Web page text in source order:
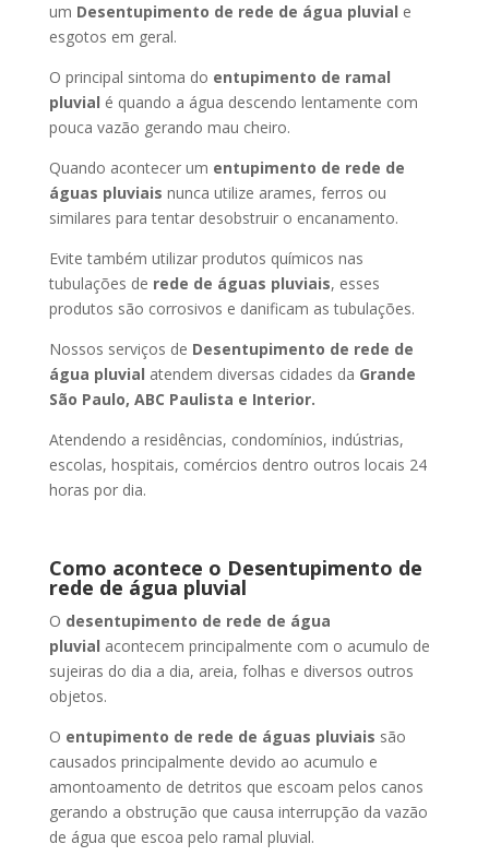
um Desentupimento de rede de água pluvial e
esgotos em geral.
O principal sintoma do entupimento de ramal
pluvial é quando a água descendo lentamente com
pouca vazão gerando mau cheiro.
Quando acontecer um entupimento de rede de
águas pluviais nunca utilize arames, ferros ou
similares para tentar desobstruir o encanamento.
Evite também utilizar produtos químicos nas
tubulações de rede de águas pluviais, esses
produtos são corrosivos e danificam as tubulações.
Nossos serviços de Desentupimento de rede de
água pluvial atendem diversas cidades da Grande
São Paulo, ABC Paulista e Interior.
Atendendo a residências, condomínios, indústrias,
escolas, hospitais, comércios dentro outros locais 24
horas por dia.
Como acontece o Desentupimento de
rede de água pluvial
O desentupimento de rede de água
pluvial acontecem principalmente com o acumulo de
sujeiras do dia a dia, areia, folhas e diversos outros
objetos.
O entupimento de rede de águas pluviais são
causados principalmente devido ao acumulo e
amontoamento de detritos que escoam pelos canos
gerando a obstrução que causa interrupção da vazão
de água que escoa pelo ramal pluvial.